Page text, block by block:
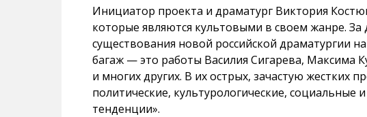
Инициатор проекта и драматург Виктория
которые являются культовыми в своем жанре. За
существования новой российской драматургии
багаж — это работы Василия Сигарева, Максима
и многих других. В их острых, зачастую жестких
политические, культурологические, социальные
тенденции».